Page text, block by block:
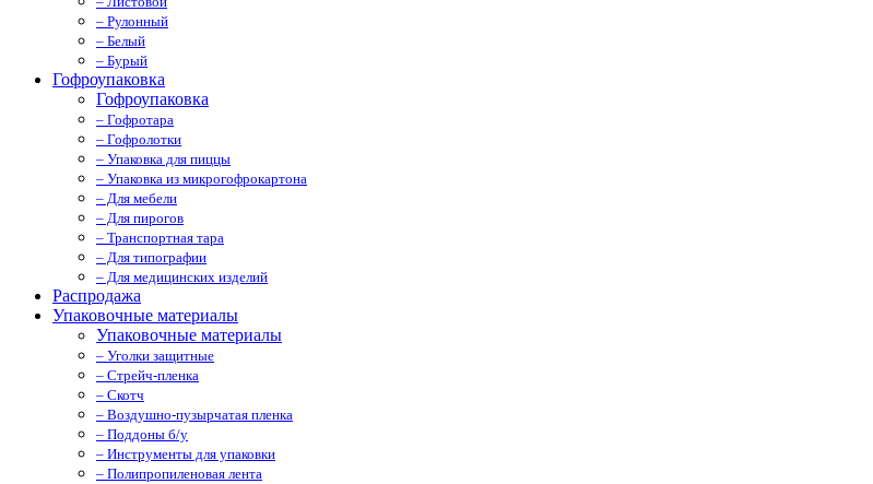
– Рулонный
– Белый
– Бурый
Гофроупаковка
Гофроупаковка
– Гофротара
– Гофролотки
– Упаковка для пиццы
– Упаковка из микрогофрокартона
– Для мебели
– Для пирогов
– Транспортная тара
– Для типографии
– Для медицинских изделий
Распродажа
Упаковочные материалы
Упаковочные материалы
– Уголки защитные
– Стрейч-пленка
– Скотч
– Воздушно-пузырчатая пленка
– Поддоны б/у
– Инструменты для упаковки
– Полипропиленовая лента